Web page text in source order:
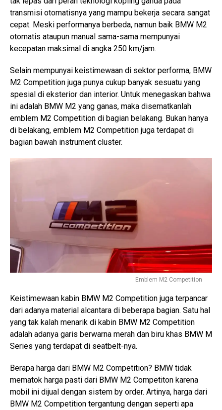
transmisi otomatisnya yang mampu bekerja secara sangat
cepat. Meski performanya berbeda, namun baik BMW M2
otomatis ataupun manual sama-sama mempunyai
kecepatan maksimal di angka 250 km/jam.
Selain mempunyai keistimewaan di sektor performa, BMW
M2 Competition juga punya cukup banyak sesuatu yang
spesial di eksterior dan interior. Untuk menegaskan bahwa
ini adalah BMW M2 yang ganas, maka disematkanlah
emblem M2 Competition di bagian belakang. Bukan hanya
di belakang, emblem M2 Competition juga terdapat di
bagian bawah instrument cluster.
Emblem M2 Competition
Keistimewaan kabin BMW M2 Competition juga terpancar
dari adanya material alcantara di beberapa bagian. Satu hal
yang tak kalah menarik di kabin BMW M2 Competition
adalah adanya garis berwarna merah dan biru khas BMW M
Series yang terdapat di seatbelt-nya.
Berapa harga dari BMW M2 Competition? BMW tidak
mematok harga pasti dari BMW M2 Competiton karena
mobil ini dijual dengan sistem by order. Artinya, harga dari
BMW M2 Competition tergantung dengan seperti apa